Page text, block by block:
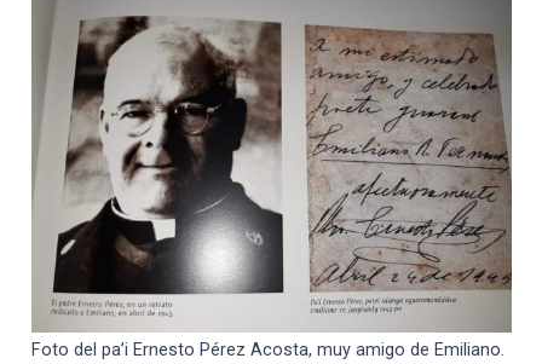
Foto del pa’i Ernesto Pérez Acosta, muy amigo de Emiliano.